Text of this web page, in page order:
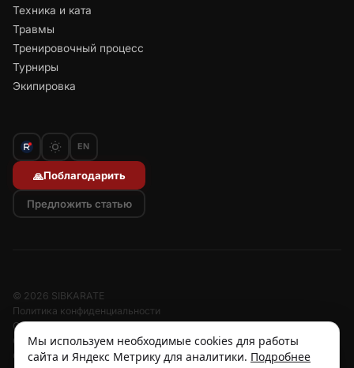
Техника и ката
Травмы
Тренировочный процесс
Турниры
Экипировка
EN
🙏Поблагодарить
Предложить статью
© 2026 SIBKARATE
Политика конфиденциальности
Отписаться от рассылок
Согласие на обработку персональных данных
Согласие на рассылку
Мы используем необходимые cookies для работы
сайта и Яндекс Метрику для аналитики. Подробнее